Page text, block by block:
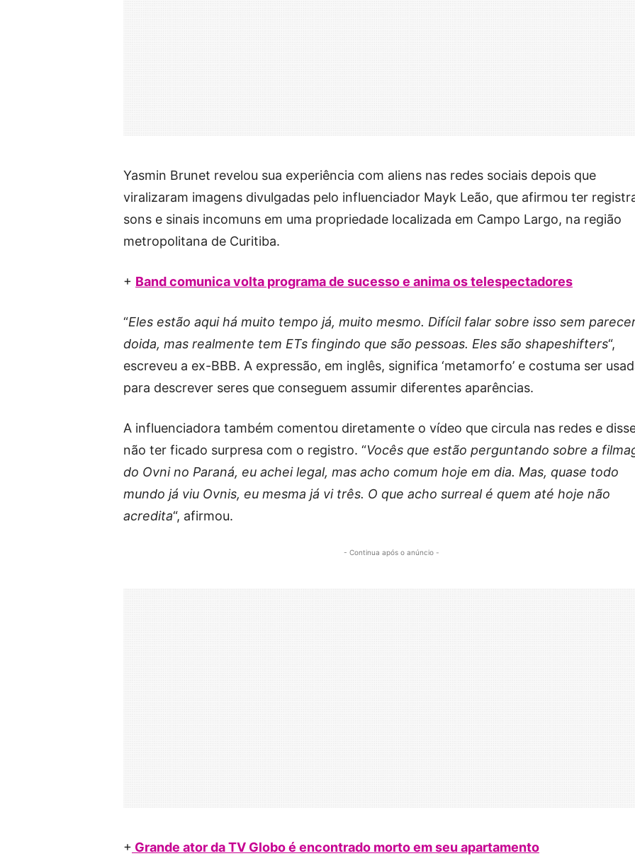
Yasmin Brunet revelou sua experiência com aliens nas redes sociais depois que
viralizaram imagens divulgadas pelo influenciador Mayk Leão, que afirmou ter
sons e sinais incomuns em uma propriedade localizada em Campo Largo, na região
metropolitana de Curitiba.
+ Band comunica volta programa de sucesso e anima os telespectadores
“Eles estão aqui há muito tempo já, muito mesmo. Difícil falar sobre isso sem
doida, mas realmente tem ETs fingindo que são pessoas. Eles são shapeshifters“,
escreveu a ex-BBB. A expressão, em inglês, significa ‘metamorfo’ e costuma ser
para descrever seres que conseguem assumir diferentes aparências.
A influenciadora também comentou diretamente o vídeo que circula nas redes e
não ter ficado surpresa com o registro. “Vocês que estão perguntando sobre a
do Ovni no Paraná, eu achei legal, mas acho comum hoje em dia. Mas, quase todo
mundo já viu Ovnis, eu mesma já vi três. O que acho surreal é quem até hoje não
acredita“, afirmou.
- Continua após o anúncio -
+ Grande ator da TV Globo é encontrado morto em seu apartamento